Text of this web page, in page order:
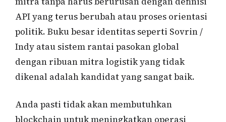
API yang terus berubah atau proses orientasi
politik. Buku besar identitas seperti Sovrin /
Indy atau sistem rantai pasokan global
dengan ribuan mitra logistik yang tidak
dikenal adalah kandidat yang sangat baik.
Anda pasti tidak akan membutuhkan
blockchain untuk meningkatkan operasi